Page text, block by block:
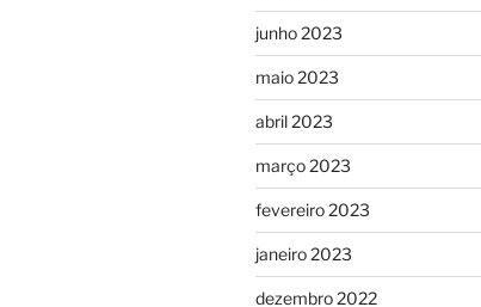
junho 2023
maio 2023
abril 2023
março 2023
fevereiro 2023
janeiro 2023
dezembro 2022